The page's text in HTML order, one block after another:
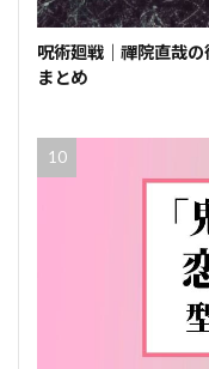
呪術廻戦｜禪院直哉
まとめ